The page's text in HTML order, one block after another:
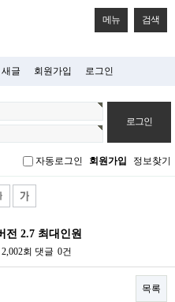
메뉴 검색
새글 회원가입 로그인
자동로그인 회원가입 정보찾기
전 2.7 최대인원
2,002회 댓글 0건
목록